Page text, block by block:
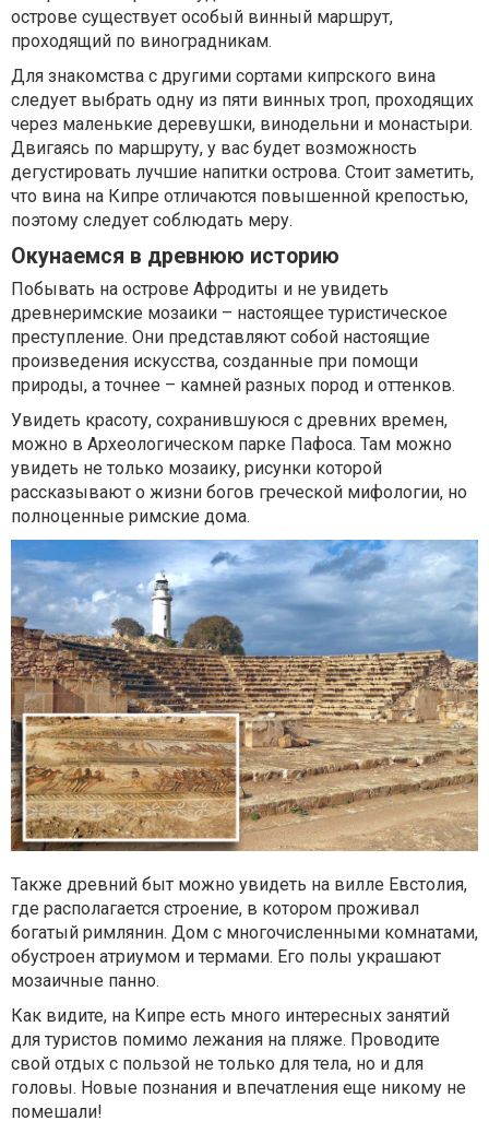
острове существует особый винный маршрут,
проходящий по виноградникам.
Для знакомства с другими сортами кипрского вина
следует выбрать одну из пяти винных троп, проходящих
через маленькие деревушки, винодельни и монастыри.
Двигаясь по маршруту, у вас будет возможность
дегустировать лучшие напитки острова. Стоит заметить,
что вина на Кипре отличаются повышенной крепостью,
поэтому следует соблюдать меру.
Окунаемся в древнюю историю
Побывать на острове Афродиты и не увидеть
древнеримские мозаики – настоящее туристическое
преступление. Они представляют собой настоящие
произведения искусства, созданные при помощи
природы, а точнее – камней разных пород и оттенков.
Увидеть красоту, сохранившуюся с древних времен,
можно в Археологическом парке Пафоса. Там можно
увидеть не только мозаику, рисунки которой
рассказывают о жизни богов греческой мифологии, но
полноценные римские дома.
Также древний быт можно увидеть на вилле Евстолия,
где располагается строение, в котором проживал
богатый римлянин. Дом с многочисленными комнатами,
обустроен атриумом и термами. Его полы украшают
мозаичные панно.
Как видите, на Кипре есть много интересных занятий
для туристов помимо лежания на пляже. Проводите
свой отдых с пользой не только для тела, но и для
головы. Новые познания и впечатления еще никому не
помешали!